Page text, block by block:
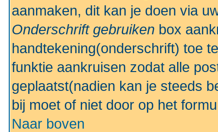
aanmaken, dit kan je doen via
Onderschrift gebruiken box
handtekening(onderschrift) toe
funktie aankruisen zodat alle
geplaatst(nadien kan je steeds
bij moet of niet door op het
Naar boven